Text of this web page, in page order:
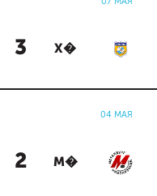
3 Х�
04 МАЯ
2 М�